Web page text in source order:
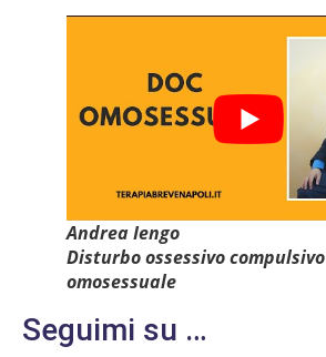
Andrea Iengo
Disturbo ossessivo compulsivo
omosessuale
Seguimi su …